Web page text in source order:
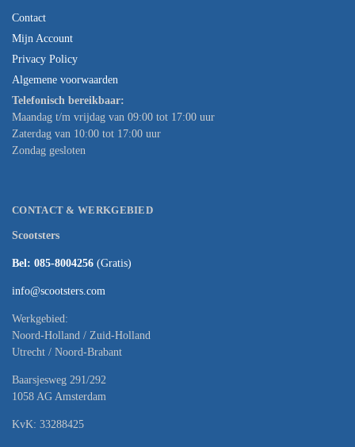
Contact
Mijn Account
Privacy Policy
Algemene voorwaarden
Telefonisch bereikbaar:
Maandag t/m vrijdag van 09:00 tot 17:00 uur
Zaterdag van 10:00 tot 17:00 uur
Zondag gesloten
CONTACT & WERKGEBIED
Scootsters
Bel: 085-8004256 (Gratis)
info@scootsters.com
Werkgebied:
Noord-Holland / Zuid-Holland
Utrecht / Noord-Brabant
Baarsjesweg 291/292
1058 AG Amsterdam
KvK: 33288425